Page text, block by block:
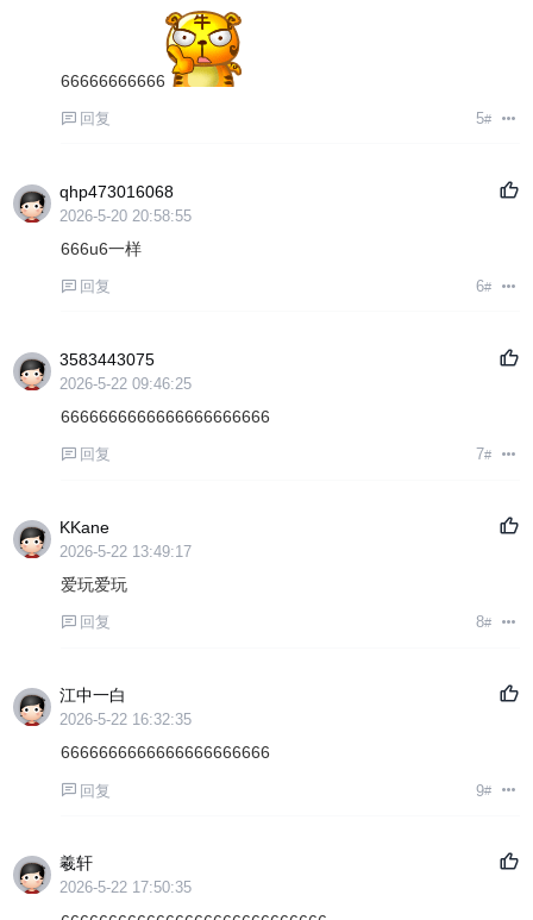
66666666666
回复 5#
qhp473016068
2026-5-20 20:58:55
666u6一样
回复 6#
3583443075
2026-5-22 09:46:25
6666666666666666666666
回复 7#
KKane
2026-5-22 13:49:17
爱玩爱玩
回复 8#
江中一白
2026-5-22 16:32:35
6666666666666666666666
回复 9#
羲轩
2026-5-22 17:50:35